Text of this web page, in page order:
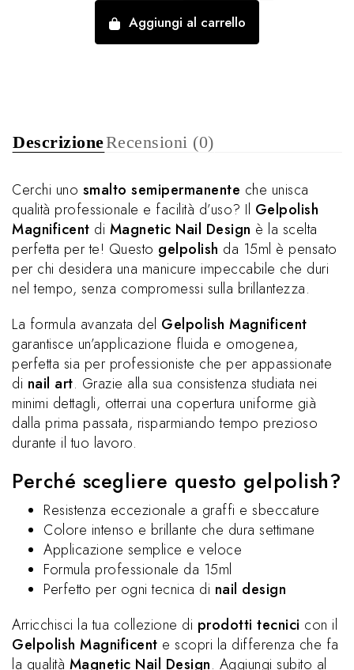
Aggiungi al carrello
DescrizioneRecensioni (0)
Cerchi uno smalto semipermanente che unisca
qualità professionale e facilità d’uso? Il Gelpolish
Magnificent di Magnetic Nail Design è la scelta
perfetta per te! Questo gelpolish da 15ml è pensato
per chi desidera una manicure impeccabile che duri
nel tempo, senza compromessi sulla brillantezza.
La formula avanzata del Gelpolish Magnificent
garantisce un’applicazione fluida e omogenea,
perfetta sia per professioniste che per appassionate
di nail art. Grazie alla sua consistenza studiata nei
minimi dettagli, otterrai una copertura uniforme già
dalla prima passata, risparmiando tempo prezioso
durante il tuo lavoro.
Perché scegliere questo gelpolish?
Resistenza eccezionale a graffi e sbeccature
Colore intenso e brillante che dura settimane
Applicazione semplice e veloce
Formula professionale da 15ml
Perfetto per ogni tecnica di nail design
Arricchisci la tua collezione di prodotti tecnici con il
Gelpolish Magnificent e scopri la differenza che fa
la qualità Magnetic Nail Design. Aggiungi subito al